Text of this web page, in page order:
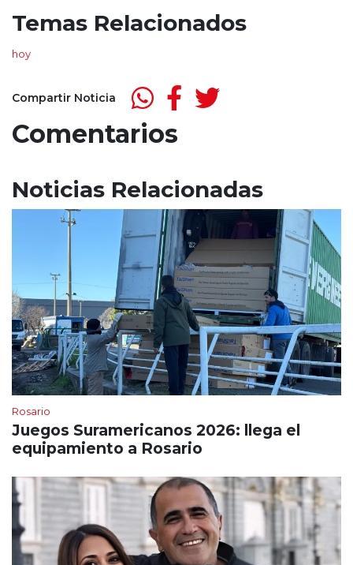
Temas Relacionados
hoy
Compartir Noticia
Comentarios
Noticias Relacionadas
Rosario
Juegos Suramericanos 2026: llega el
equipamiento a Rosario